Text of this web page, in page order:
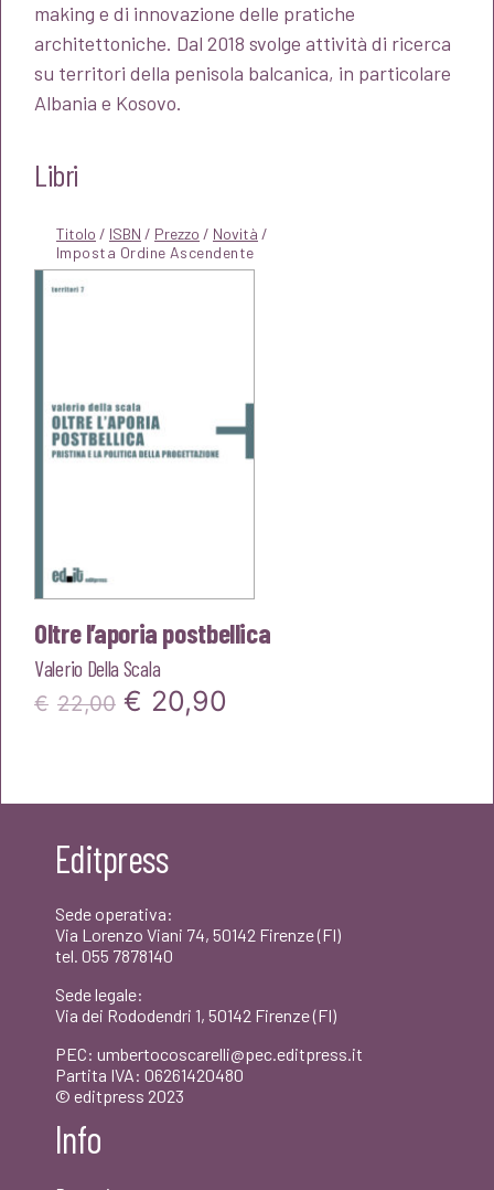
making e di innovazione delle pratiche
architettoniche. Dal 2018 svolge attività di ricerca
su territori della penisola balcanica, in particolare
Albania e Kosovo.
Libri
Titolo / ISBN / Prezzo / Novità /
Oltre l’aporia postbellica
Valerio Della Scala
€ 22,00 Il
€22,00.
€ 20,90
Editpress
Sede operativa:
Via Lorenzo Viani 74, 50142 Firenze (FI)
tel. 055 7878140
Sede legale:
Via dei Rododendri 1, 50142 Firenze (FI)
PEC: umbertocoscarelli@pec.editpress.it
Partita IVA: 06261420480
© editpress 2023
Info